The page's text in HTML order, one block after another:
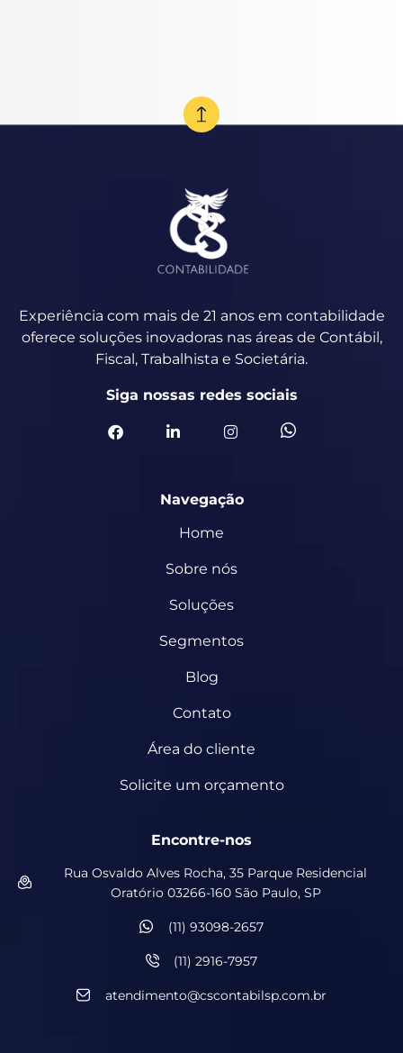
Experiência com mais de 21 anos em contabilidade
oferece soluções inovadoras nas áreas de Contábil,
Fiscal, Trabalhista e Societária.
Siga nossas redes sociais
Navegação
Home
Sobre nós
Soluções
Segmentos
Blog
Contato
Área do cliente
Solicite um orçamento
Encontre-nos
Rua Osvaldo Alves Rocha, 35 Parque Residencial
Oratório 03266-160 São Paulo, SP
(11) 93098-2657
(11) 2916-7957
atendimento@cscontabilsp.com.br